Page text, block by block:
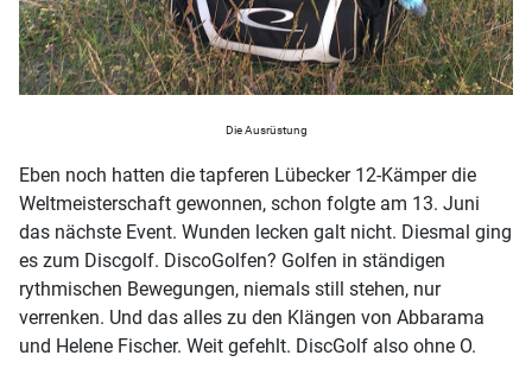
Die Ausrüstung
Eben noch hatten die tapferen Lübecker 12-Kämper die
Weltmeisterschaft gewonnen, schon folgte am 13. Juni
das nächste Event. Wunden lecken galt nicht. Diesmal ging
es zum Discgolf. DiscoGolfen? Golfen in ständigen
rythmischen Bewegungen, niemals still stehen, nur
verrenken. Und das alles zu den Klängen von Abbarama
und Helene Fischer. Weit gefehlt. DiscGolf also ohne O.